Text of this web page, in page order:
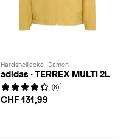
Hardshelljacke · Damen
adidas · TERREX MULTI 2L
(6) 1
CHF 131,99